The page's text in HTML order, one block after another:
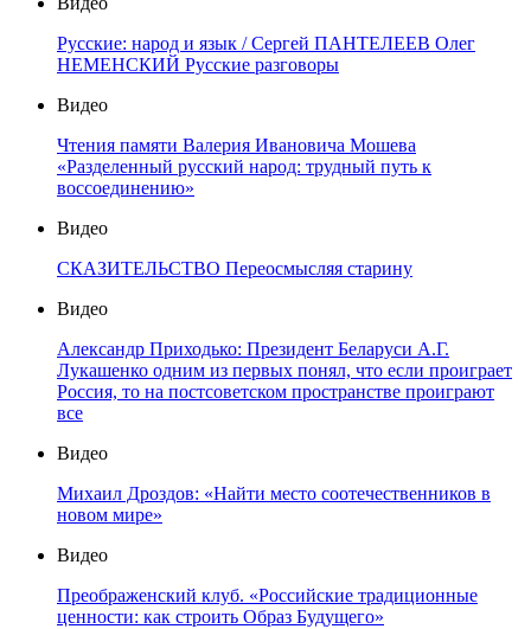
Русские: народ и язык / Сергей ПАНТЕЛЕЕВ Олег
НЕМЕНСКИЙ Русские разговоры
Видео
Чтения памяти Валерия Ивановича Мошева
«Разделенный русский народ: трудный путь к
воссоединению»
Видео
СКАЗИТЕЛЬСТВО Переосмысляя старину
Видео
Александр Приходько: Президент Беларуси А.Г.
Лукашенко одним из первых понял, что если проиграет
Россия, то на постсоветском пространстве проиграют
все
Видео
Михаил Дроздов: «Найти место соотечественников в
новом мире»
Видео
Преображенский клуб. «Российские традиционные
ценности: как строить Образ Будущего»